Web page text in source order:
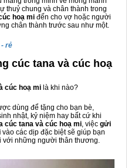
thuỷ chung và chân thành trong
hoạ mi đến cho vợ hoặc người
chân thành trước sau như một.
rẻ
cúc tana và cúc hoạ
cúc hoạ mi là khi nào?
dùng để tặng cho bạn bè,
nhật, kỷ niệm hay bất cứ khi
cúc tana và cúc hoạ mi, việc gửi
vào các dịp đặc biệt sẽ giúp bạn
với những người thân thương.